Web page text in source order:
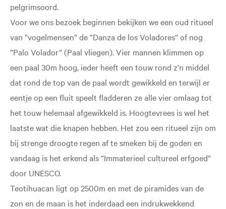
pelgrimsoord.
Voor we ons bezoek beginnen bekijken we een oud ritueel
van ”vogelmensen” de ”Danza de los Voladores” of nog
”Palo Volador” (Paal vliegen). Vier mannen klimmen op
een paal 30m hoog, ieder heeft een touw rond z’n middel
dat rond de top van de paal wordt gewikkeld en terwijl er
eentje op een fluit speelt fladderen ze alle vier omlaag tot
het touw helemaal afgewikkeld is. Hoogtevrees is wel het
laatste wat die knapen hebben. Het zou een ritueel zijn om
bij strenge droogte regen af te smeken bij de goden en
vandaag is het erkend als ”Immaterieel cultureel erfgoed”
door UNESCO.
Teotihuacan ligt op 2500m en met de piramides van de
zon en de maan is het inderdaad een indrukwekkend